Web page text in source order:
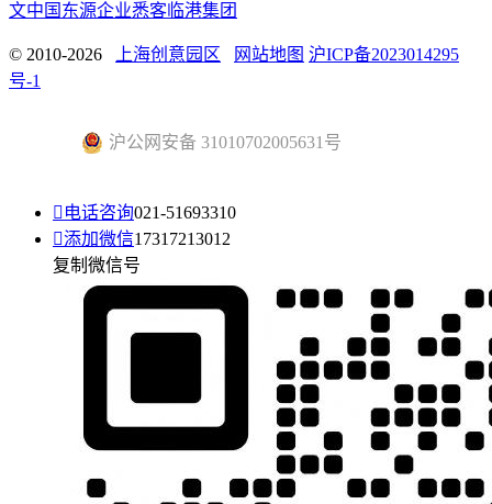
文中国 东源企业悉客 临港集团
© 2010-2026 上海创意园区 网站地图 沪ICP备2023014295
号-1
沪公网安备 31010702005631号
 电话咨询021-51693310
添加微信17317213012
复制微信号